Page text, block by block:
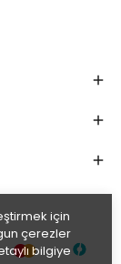
için
çerezler
bilgiye